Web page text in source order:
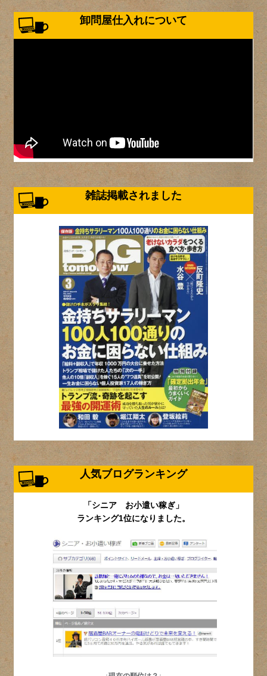
卸問屋仕入れについて
雑誌掲載されました
人気ブログランキング
「シニア お小遣い稼ぎ」
ランキング1位になりました。